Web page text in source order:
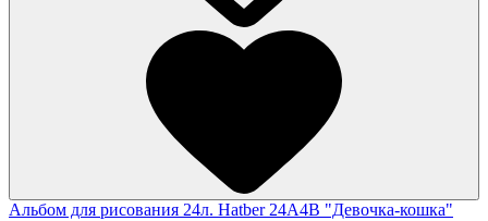
Альбом для рисования 24л. Hatber 24А4В "Девочка-кошка"